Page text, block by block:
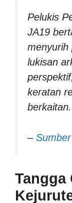
Pelukis
JA19
menyurih
lukisan
keratan
berkaitan.
–
Tangga